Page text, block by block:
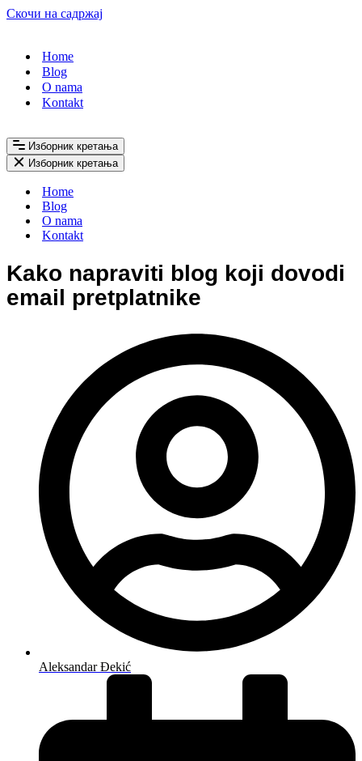
Скочи на садржај
Home
Blog
O nama
Kontakt
Изборник кретања
Изборник кретања
Home
Blog
O nama
Kontakt
Kako napraviti blog koji dovodi
email pretplatnike
Aleksandar Đekić